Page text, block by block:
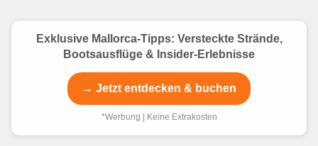
Exklusive Mallorca-Tipps: Versteckte Strände,
Bootsausflüge & Insider-Erlebnisse
→ Jetzt entdecken & buchen
*Werbung | Keine Extrakosten